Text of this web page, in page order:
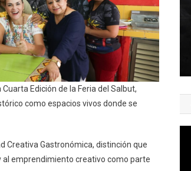
Edición de la Feria del Salbut,
como espacios vivos donde se
Creativa Gastronómica, distinción que
emprendimiento creativo como parte